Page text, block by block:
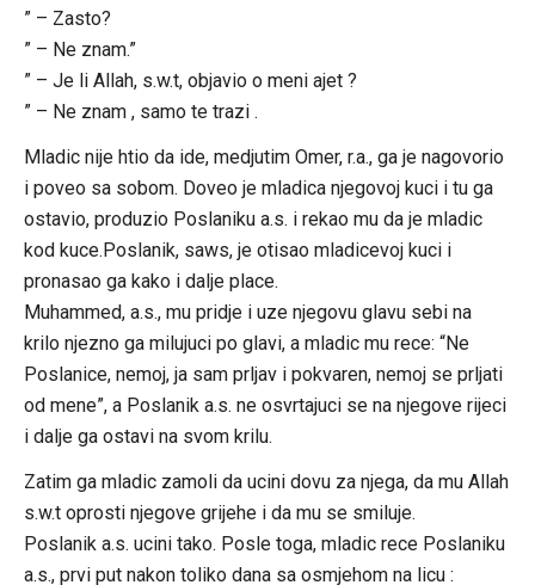
” – Zasto?
” – Ne znam.”
” – Je li Allah, s.w.t, objavio o meni ajet ?
” – Ne znam , samo te trazi .
Mladic nije htio da ide, medjutim Omer, r.a., ga je nagovorio
i poveo sa sobom. Doveo je mladica njegovoj kuci i tu ga
ostavio, produzio Poslaniku a.s. i rekao mu da je mladic
kod kuce.Poslanik, saws, je otisao mladicevoj kuci i
pronasao ga kako i dalje place.
Muhammed, a.s., mu pridje i uze njegovu glavu sebi na
krilo njezno ga milujuci po glavi, a mladic mu rece: “Ne
Poslanice, nemoj, ja sam prljav i pokvaren, nemoj se prljati
od mene”, a Poslanik a.s. ne osvrtajuci se na njegove rijeci
i dalje ga ostavi na svom krilu.
Zatim ga mladic zamoli da ucini dovu za njega, da mu Allah
s.w.t oprosti njegove grijehe i da mu se smiluje.
Poslanik a.s. ucini tako. Posle toga, mladic rece Poslaniku
a.s., prvi put nakon toliko dana sa osmjehom na licu :